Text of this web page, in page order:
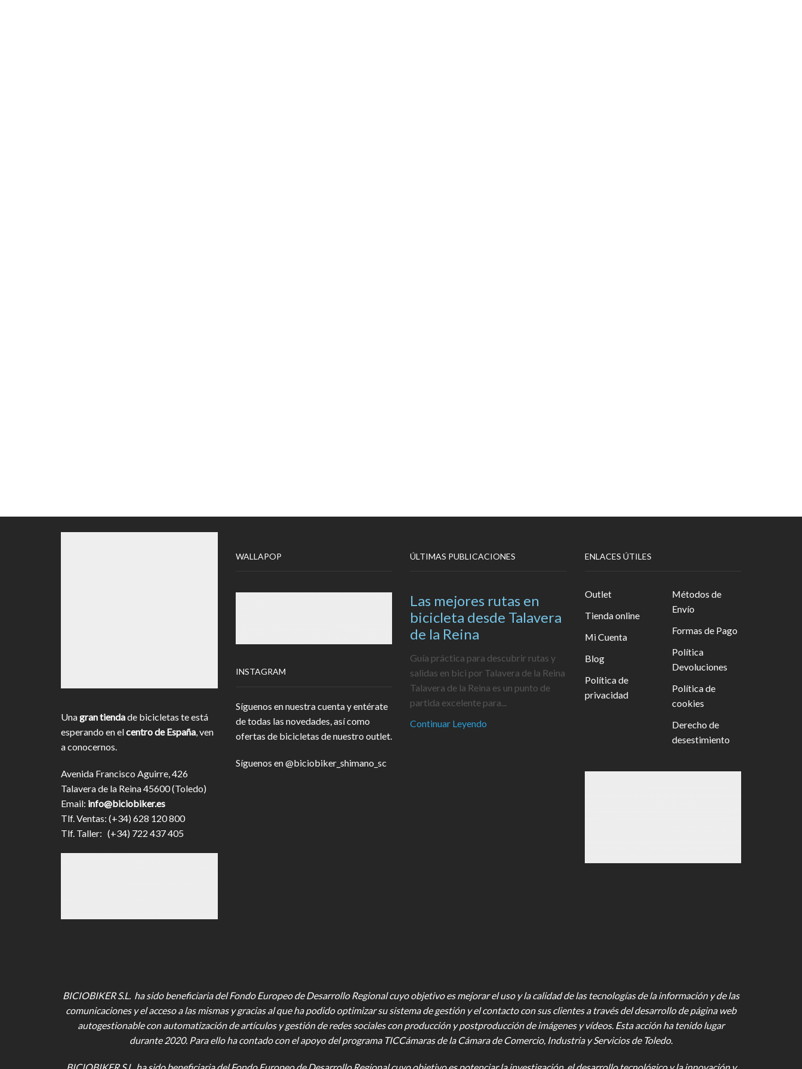
Unagran tiendade bicicletas te está
esperando en elcentro de España, ven
a conocernos.
Avenida Francisco Aguirre, 426
Talavera de la Reina 45600 (Toledo)
Email: info@biciobiker.es
Tlf. Ventas: (+34) 628 120 800
Tlf. Taller: (+34) 722 437 405
WALLAPOP
INSTAGRAM
Síguenos en nuestra cuenta y entérate
de todas las novedades, así como
ofertas de bicicletas de nuestro outlet.
Síguenos en@biciobiker_shimano_sc
ÚLTIMAS PUBLICACIONES
Las mejores rutas en
bicicleta desde Talavera
de la Reina
Guía práctica para descubrir rutas y
salidas en bici por Talavera de la Reina
Talavera de la Reina es un punto de
partida excelente para...
Continuar Leyendo
ENLACES ÚTILES
Outlet
Tienda online
Mi Cuenta
Blog
Política de
privacidad
Métodos de
Envío
Formas de Pago
Política
Devoluciones
Política de
cookies
Derecho de
desestimiento
BICIOBIKER S.L. ha sido beneficiaria del Fondo Europeo de Desarrollo Regional cuyo objetivo es mejorar el uso y la calidad de las tecnologías de la información y de las
comunicaciones y el acceso a las mismas y gracias al que ha podido optimizar su sistema de gestión y el contacto con sus clientes a través del desarrollo de página web
autogestionable con automatización de artículos y gestión de redes sociales con producción y postproducción de imágenes y vídeos. Esta acción ha tenido lugar
durante 2020. Para ello ha contado con el apoyo del programa TICCámaras de la Cámara de Comercio, Industria y Servicios de Toledo.